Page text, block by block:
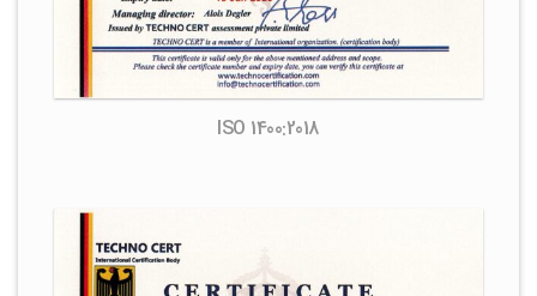
ISO 1400:2018